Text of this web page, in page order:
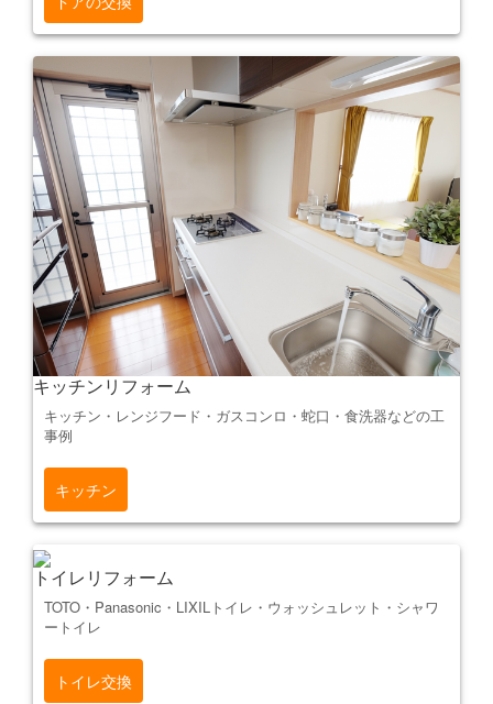
キッチンリフォーム
キッチン・レンジフード・ガスコンロ・蛇口・食洗器などの工
事例
キッチン
トイレリフォーム
TOTO・Panasonic・LIXILトイレ・ウォッシュレット・シャワ
ートイレ
トイレ交換